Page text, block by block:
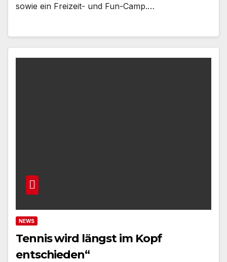
sowie ein Freizeit- und Fun-Camp.…
NEWS
Tennis wird längst im Kopf
entschieden“